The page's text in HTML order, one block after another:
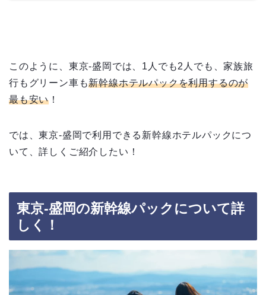
このように、東京-盛岡では、1人でも2人でも、家族旅
行もグリーン車も新幹線ホテルパックを利用するのが
最も安い ！
では、東京-盛岡で利用できる新幹線ホテルパックにつ
いて、詳しくご紹介したい！
東京-盛岡の新幹線パックについて詳
しく！